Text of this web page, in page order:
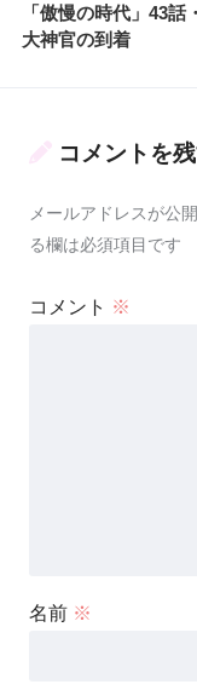
「傲慢の時代」43話
大神官の到着
コメントを
メールアドレスが公
る欄は必須項目です
コメント ※
名前 ※